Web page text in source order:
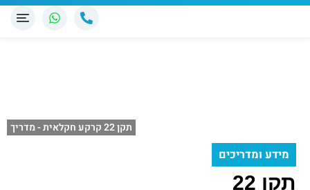
תקן 22 קרקע חקלאית - מדריך
מידע ומדריכים
תקן 22